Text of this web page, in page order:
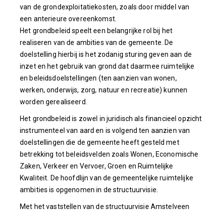
van de grondexploitatiekosten, zoals door middel van
een anterieure overeenkomst.
Het grondbeleid speelt een belangrijke rol bij het
realiseren van de ambities van de gemeente. De
doelstelling hierbij is het zodanig sturing geven aan de
inzet en het gebruik van grond dat daarmee ruimtelijke
en beleidsdoelstellingen (ten aanzien van wonen,
werken, onderwijs, zorg, natuur en recreatie) kunnen
worden gerealiseerd.
Het grondbeleid is zowel in juridisch als financieel opzicht
instrumenteel van aard en is volgend ten aanzien van
doelstellingen die de gemeente heeft gesteld met
betrekking tot beleidsvelden zoals Wonen, Economische
Zaken, Verkeer en Vervoer, Groen en Ruimtelijke
Kwaliteit. De hoofdlijn van de gemeentelijke ruimtelijke
ambities is opgenomen in de structuurvisie.
Met het vaststellen van de structuurvisie Amstelveen